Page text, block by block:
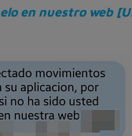
en nuestro web